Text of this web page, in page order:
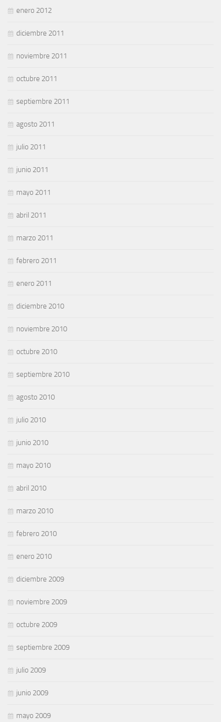
enero 2012
diciembre 2011
noviembre 2011
octubre 2011
septiembre 2011
agosto 2011
julio 2011
junio 2011
mayo 2011
abril 2011
marzo 2011
febrero 2011
enero 2011
diciembre 2010
noviembre 2010
octubre 2010
septiembre 2010
agosto 2010
julio 2010
junio 2010
mayo 2010
abril 2010
marzo 2010
febrero 2010
enero 2010
diciembre 2009
noviembre 2009
octubre 2009
septiembre 2009
julio 2009
junio 2009
mayo 2009